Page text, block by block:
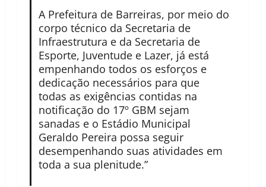
A Prefeitura de Barreiras, por meio do
corpo técnico da Secretaria de
Infraestrutura e da Secretaria de
Esporte, Juventude e Lazer, já está
empenhando todos os esforços e
dedicação necessários para que
todas as exigências contidas na
notificação do 17º GBM sejam
sanadas e o Estádio Municipal
Geraldo Pereira possa seguir
desempenhando suas atividades em
toda a sua plenitude.”